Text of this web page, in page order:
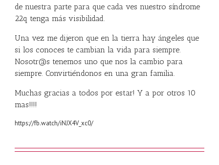
de nuestra parte para que cada ves nuestro síndrome
22q tenga más visibilidad.
Una vez me dijeron que en la tierra hay ángeles que
si los conoces te cambian la vida para siempre.
Nosotr@s tenemos uno que nos la cambio para
siempre. Convirtiéndonos en una gran familia.
Muchas gracias a todos por estar! Y a por otros 10
mas!!!!
https://fb.watch/iNJX4V_xc0/